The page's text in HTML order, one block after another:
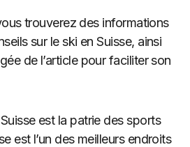
trouverez des informations
sur le ski en Suisse, ainsi
de l’article pour faciliter son
est la patrie des sports
est l’un des meilleurs endroits